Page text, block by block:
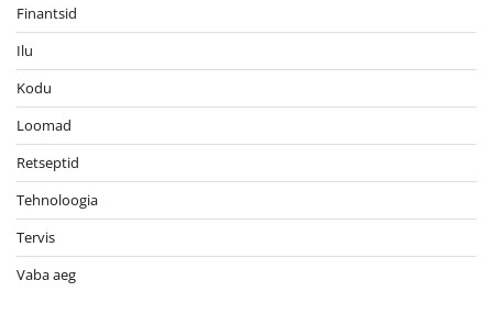
Finantsid
Ilu
Kodu
Loomad
Retseptid
Tehnoloogia
Tervis
Vaba aeg